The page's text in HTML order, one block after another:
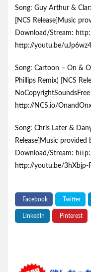
Song: Guy Arthur &
[NCS Release]Music
Download/Stream:
http://youtu.be/
Song: Cartoon – On &
Phillips Remix) [NCS
http://NCS.io/
Song: Chris Later &
Release]Music provided
Download/Stream:
http://youtu.be/3hXbjp-